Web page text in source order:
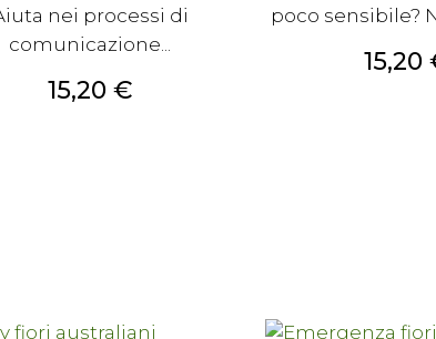
nei processi di
comunicazione...
Prezzo
15,20 €
poco sensibile?
15,20